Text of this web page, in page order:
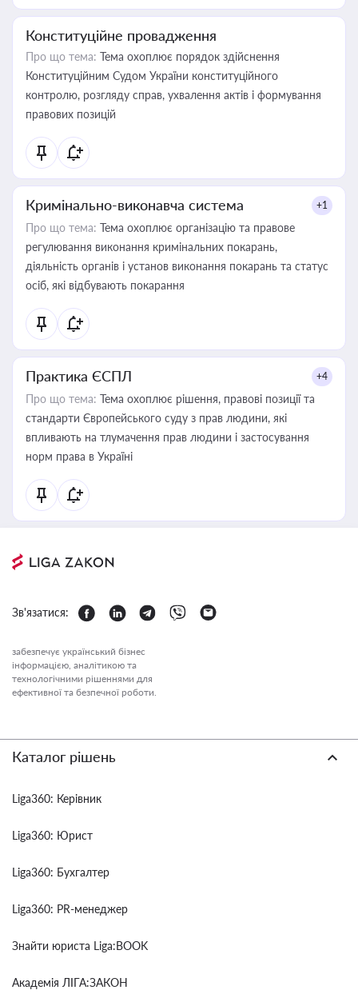
Конституційне провадження
Про що тема: Тема охоплює порядок здійснення
Конституційним Судом України конституційного
контролю, розгляду справ, ухвалення актів і формування
правових позицій
Кримінально-виконавча система +1
Про що тема: Тема охоплює організацію та правове
регулювання виконання кримінальних покарань,
діяльність органів і установ виконання покарань та статус
осіб, які відбувають покарання
Практика ЄСПЛ +4
Про що тема: Тема охоплює рішення, правові позиції та
стандарти Європейського суду з прав людини, які
впливають на тлумачення прав людини і застосування
норм права в Україні
Зв'язатися:
забезпечує український бізнес
інформацією, аналітикою та
технологічними рішеннями для
ефективної та безпечної роботи.
Каталог рішень
Liga360: Керівник
Liga360: Юрист
Liga360: Бухгалтер
Liga360: PR-менеджер
Знайти юриста Liga:BOOK
Академія ЛІГА:ЗАКОН